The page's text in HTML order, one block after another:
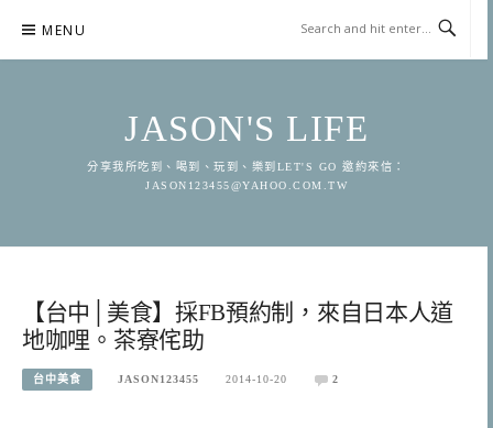
content
MENU
JASON'S LIFE
分享我所吃到、喝到、玩到、樂到LET'S GO 邀約來信：
JASON123455@YAHOO.COM.TW
【台中│美食】採FB預約制，來自日本人道
地咖哩。茶寮侘助
台中美食 JASON123455 2014-10-20 2